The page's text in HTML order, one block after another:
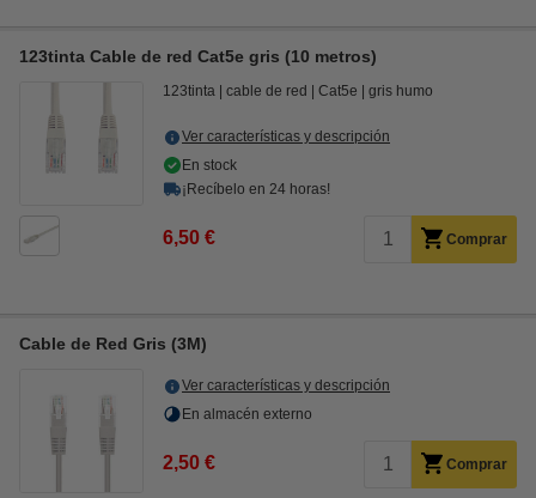
123tinta Cable de red Cat5e gris (10 metros)
123tinta cable de red Cat5e gris humo
Ver características y descripción
En stock
¡Recíbelo en 24 horas!
6,50 € Comprar
Cable de Red Gris (3M)
Ver características y descripción
En almacén externo
2,50 € Comprar